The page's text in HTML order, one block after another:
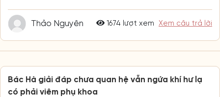
Thảo Nguyên 1674 lượt xem Xem câu trả lời
Bác Hà giải đáp chưa quan hệ vẫn ngứa khí hư lạ
có phải viêm phụ khoa